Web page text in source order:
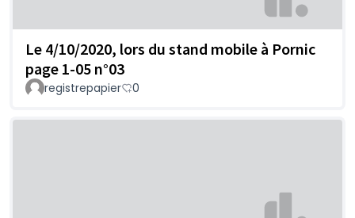
Le 4/10/2020, lors du stand mobile à Pornic
page 1-05 n°03
registrepapier 0